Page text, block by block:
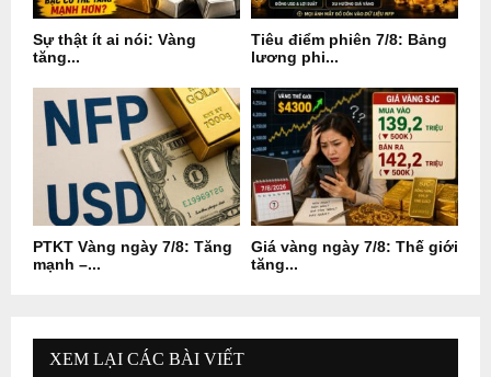
Sự thật ít ai nói: Vàng
tăng...
Tiêu điểm phiên 7/8: Bảng
lương phi...
PTKT Vàng ngày 7/8: Tăng
mạnh –...
Giá vàng ngày 7/8: Thế giới
tăng...
XEM LẠI CÁC BÀI VIẾT